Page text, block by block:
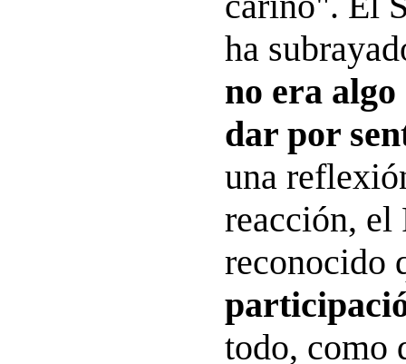
ha
no era
dar por
una
reacción, el
reconocido
todo, como